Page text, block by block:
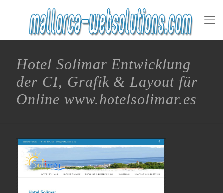
Hotel Solimar Entwicklung
der CI, Grafik & Layout für
Online www.hotelsolimar.es